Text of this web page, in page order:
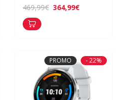
469,99€ 364,99€
PROMO - 22%